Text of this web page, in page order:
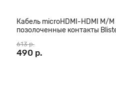
Кабель microHDMI-HDMI M/
позолоченные контакты
613 р.
490 р.